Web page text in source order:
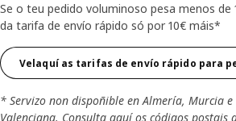
Se o teu pedido voluminoso pesa menos de
da tarifa de envío rápido só por 10€ máis*
Velaquí as tarifas de envío rápido para
* Servizo non dispoñible en Almería, Murcia e
Valenciana. Consulta aquíos códigos postais